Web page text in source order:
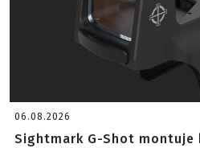
06.08.2026
Sightmark G-Shot montuje